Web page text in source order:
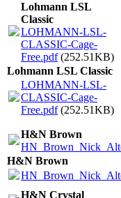
Lohmann LSL
Classic
LOHMANN-LSL-
CLASSIC-Cage-
Free.pdf(252.51KB)
Lohmann LSL Classic
LOHMANN-LSL-
CLASSIC-Cage-
Free.pdf(252.51KB)
H&N Brown
H&N Brown
H&N Crystal